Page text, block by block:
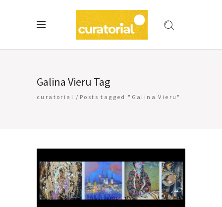
Galina Vieru Tag
curatorial / Posts tagged "Galina Vieru"